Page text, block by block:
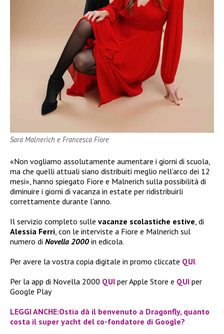
Sara Malnerich e Francesca Fiore
«Non vogliamo assolutamente aumentare i giorni di scuola,
ma che quelli attuali siano distribuiti meglio nell’arco dei 12
mesi», hanno spiegato Fiore e Malnerich sulla possibilità di
diminuire i giorni di vacanza in estate per ridistribuirli
correttamente durante l’anno.
Il servizio completo sulle vacanze scolastiche estive , di
Alessia Ferri , con le interviste a Fiore e Malnerich sul
numero di Novella 2000 in edicola.
Per avere la vostra copia digitale in promo cliccate QUI.
Per la app di Novella 2000 QUI per Apple Store e QUI per
Google Play
LEGGI ANCHE:Ostia dà il benvenuto a Dragonfly, quanto
costa il super yacht del co-fondatore di Google?